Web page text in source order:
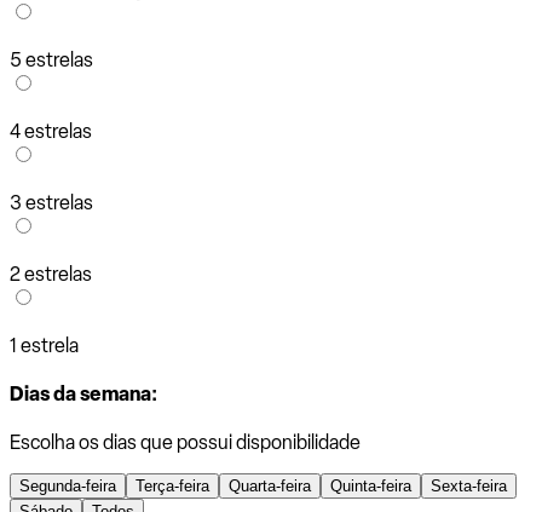
5 estrelas
4 estrelas
3 estrelas
2 estrelas
1 estrela
Dias da semana:
Escolha os dias que possui disponibilidade
Segunda-feira Terça-feira Quarta-feira Quinta-feira
Sexta-feira